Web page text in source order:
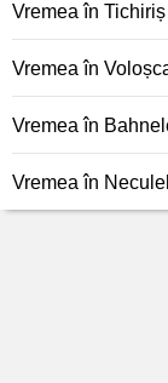
Vremea în Tichiriș
Vremea în
Vremea în
Vremea în